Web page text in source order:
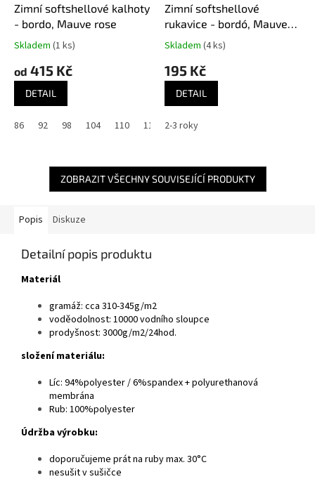
Zimní softshellové kalhoty
- bordo, Mauve rose
Skladem (1 ks)
od 415 Kč
DETAIL
86 92 98 104 110 116 122
Zimní softshellové
rukavice - bordó, Mauve
rose
Skladem (4 ks)
195 Kč
DETAIL
2-3 roky
ZOBRAZIT VŠECHNY SOUVISEJÍCÍ PRODUKTY
Popis Diskuze
Detailní popis produktu
Materiál
gramáž: cca 310-345g/m2
voděodolnost: 10000 vodního sloupce
prodyšnost: 3000g/m2/24hod.
složení materiálu:
Líc: 94%polyester / 6%spandex + polyurethanová
membrána
Rub: 100%polyester
Údržba výrobku:
doporučujeme prát na ruby max. 30°C
nesušit v sušičce